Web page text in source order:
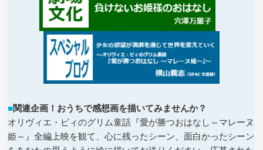
■関連企画！おうちで感想画を描いてみませんか？
オリヴィエ・ピィのグリム童話『愛が勝つおはなし～マレーヌ
姫～』全編上映を観て、心に残ったシーン、面白かったシーン